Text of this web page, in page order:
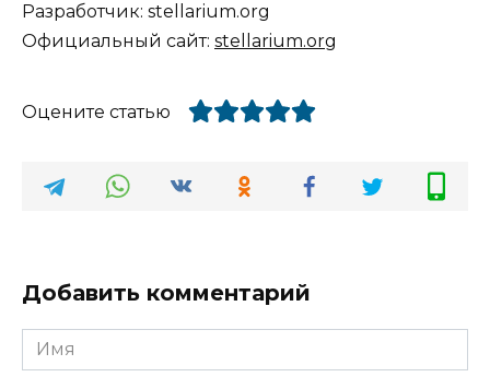
Разработчик: stellarium.org
Официальный сайт: stellarium.org
Оцените статью
Добавить комментарий
Имя